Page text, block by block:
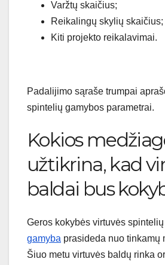
Varžtų skaičius;
Reikalingų skylių skaičius;
Kiti projekto reikalavimai.
Padalijimo sąraše trumpai
spintelių gamybos parametrai.
Kokios
užtikrina, kad
baldai bus
Geros kokybės virtuvės
gamyba prasideda nuo tinkamų
Šiuo metu virtuvės baldų rinka